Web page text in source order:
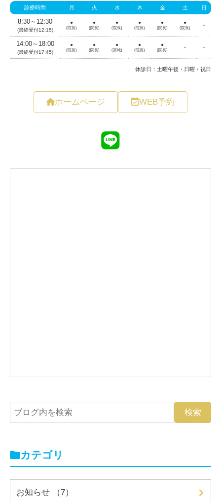
ホームページ WEB予約
カテゴリ
お知らせ （7）